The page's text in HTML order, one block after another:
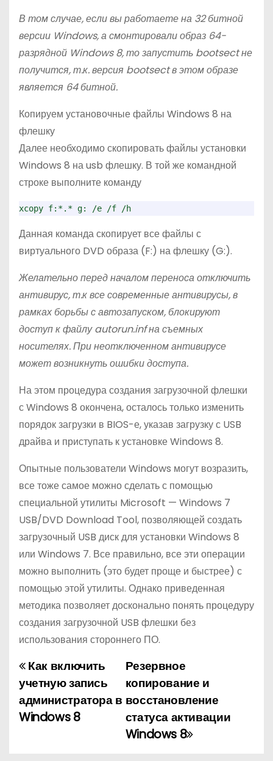
В том случае, если вы работаете на 32 битной
версии Windows, а смонтировали образ 64-
разрядной Windows 8, то запустить bootsect не
получится, т.к. версия bootsect в этом образе
является 64 битной.
Копируем установочные файлы Windows 8 на
флешку
Далее необходимо скопировать файлы установки
Windows 8 на usb флешку. В той же командной
строке выполните команду
xcopy f:*.* g: /e /f /h
Данная команда скопирует все файлы с
виртуального DVD образа (F:) на флешку (G:).
Желательно перед началом переноса отключить
антивирус, т.к все современные антивирусы, в
рамках борьбы с автозапуском, блокируют
доступ к файлу autorun.inf на съемных
носителях. При неотключенном антивирусе
может возникнуть ошибки доступа.
На этом процедура создания загрузочной флешки
с Windows 8 окончена, осталось только изменить
порядок загрузки в BIOS-е, указав загрузку с USB
драйва и приступать к установке Windows 8.
Опытные пользователи Windows могут возразить,
все тоже самое можно сделать с помощью
специальной утилиты Microsoft — Windows 7
USB/DVD Download Tool, позволяющей создать
загрузочный USB диск для установки Windows 8
или Windows 7. Все правильно, все эти операции
можно выполнить (это будет проще и быстрее) с
помощью этой утилиты. Однако приведенная
методика позволяет досконально понять процедуру
создания загрузочной USB флешки без
использования стороннего ПО.
Н
а
в
Резервное
копирование и
восстановление
статуса активации
Windows 8
Как включить
учетную запись
администратора в
Windows 8